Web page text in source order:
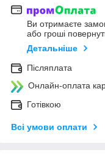
Ви отримаєте
або гроші
Детальніше
Післяплата
Онлайн-оплата
Готівкою
Всі умови оплати